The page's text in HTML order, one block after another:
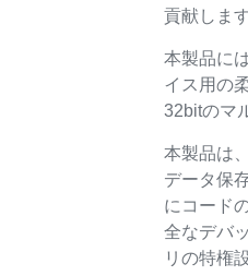
貢献します
本製品に
イス用の
32bitのマ
本製品は
データ保
にコード
全なデバ
リの特権